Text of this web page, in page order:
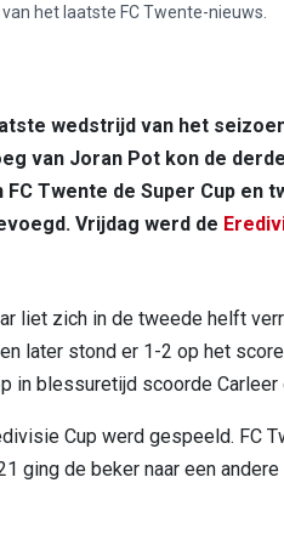
het laatste FC Twente-nieuws.
wedstrijd van het
van Joran Pot kon de
Twente de Super Cup en
Vrijdag werd de
liet zich in de tweede helft
later stond er 1-2 op het
in blessuretijd scoorde Carleer
Cup werd gespeeld. FC
ging de beker naar een